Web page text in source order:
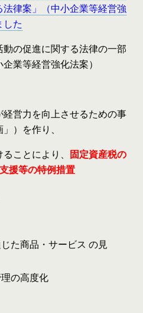
律案」（中小企業等経営強
した
動の促進に関する法律の一部
業等経営強化法案）
営力を向上させるための事
）を作り、
ことにより、 固定資産税の
援等の特例措置
た商品・サービス の見
の高度化